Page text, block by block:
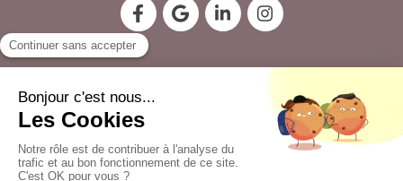
Mentions légales